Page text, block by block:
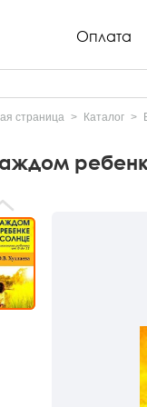
Оплата
страница Каталог